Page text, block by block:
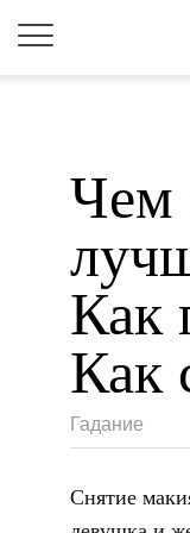
Чем
Как
Как
Гадание
Снятие